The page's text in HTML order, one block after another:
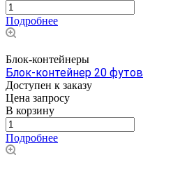
Подробнее
Блок-контейнеры
Блок-контейнер 20 футов
Доступен к заказу
Цена запросу
В корзину
Подробнее